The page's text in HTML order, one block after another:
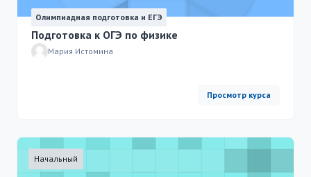
Олимпиадная подготовка и ЕГЭ
Подготовка к ОГЭ по физике
Мария Истомина
Просмотр курса
Начальный